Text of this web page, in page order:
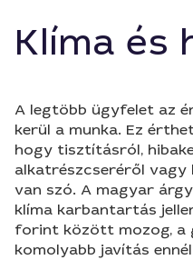
Klíma és
A legtöbb ügyfelet az
kerül a munka. Ez
hogy tisztításról,
alkatrészcseréről
van szó. A magyar
klíma karbantartás
forint között mozog, a
komolyabb javítás